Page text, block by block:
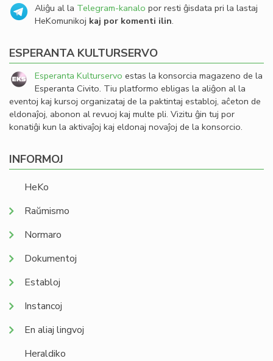
Aliĝu al la Telegram-kanalo por resti ĝisdata pri la lastaj
HeKomunikoj kaj por komenti ilin.
ESPERANTA KULTURSERVO
Esperanta Kulturservo estas la konsorcia magazeno de la
Esperanta Civito. Tiu platformo ebligas la aliĝon al la
eventoj kaj kursoj organizataj de la paktintaj establoj, aĉeton de
eldonaĵoj, abonon al revuoj kaj multe pli. Vizitu ĝin tuj por
konatiĝi kun la aktivaĵoj kaj eldonaj novaĵoj de la konsorcio.
INFORMOJ
HeKo
Raŭmismo
Normaro
Dokumentoj
Establoj
Instancoj
En aliaj lingvoj
Heraldiko